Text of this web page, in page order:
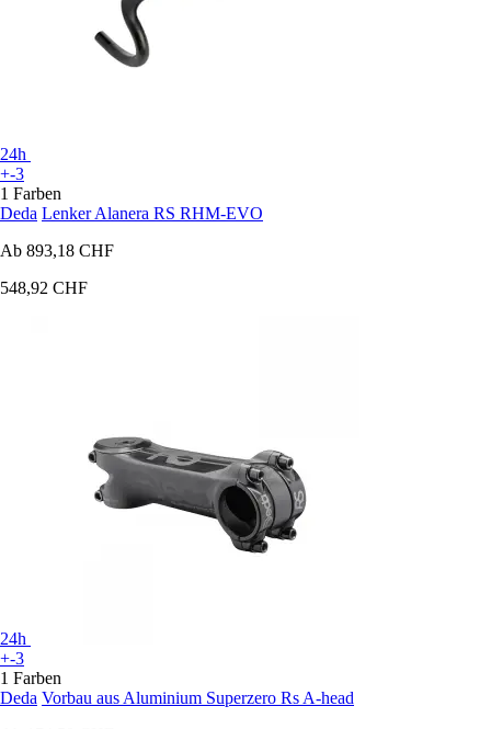
24h
+-3
1 Farben
Deda Lenker Alanera RS RHM-EVO
Ab 893,18 CHF
548,92 CHF
24h
+-3
1 Farben
Deda Vorbau aus Aluminium Superzero Rs A-head